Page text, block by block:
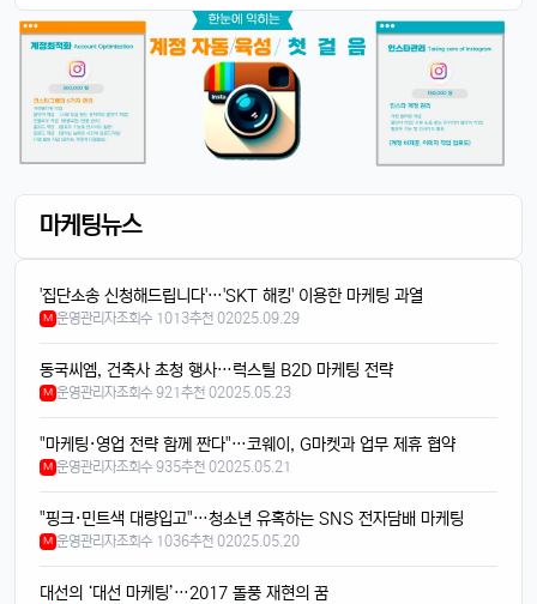
마케팅뉴스
'집단소송 신청해드립니다'…'SKT 해킹' 이용한 마케팅 과열
M 운영관리자조회수 1013추천 02025.09.29
동국씨엠, 건축사 초청 행사…럭스틸 B2D 마케팅 전략
M 운영관리자조회수 921추천 02025.05.23
"마케팅·영업 전략 함께 짠다"…코웨이, G마켓과 업무 제휴 협약
M 운영관리자조회수 935추천 02025.05.21
"핑크·민트색 대량입고"…청소년 유혹하는 SNS 전자담배 마케팅
M 운영관리자조회수 1036추천 02025.05.20
대선의 ‘대선 마케팅’…2017 돌풍 재현의 꿈
1 태양신13:32:50
새로 나온 아이폰 어때용? 기능 많이 좋아졌남?
달달구리 13:32:50
넹, 카메라 성능 엄청나던데욬ㅋㅋ
빠르밍13:32:50
맞아요, 특히 야간 모드가 대박임ㄷㄷㄷ
배터리도 더 오래 가는 거 같음요ㅎㅎ
1 빠르밍13:32:50
디자인도 세련되고 색상도 예쁨....